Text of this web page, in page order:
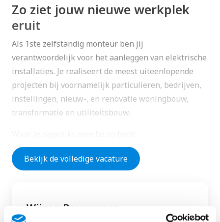
Zo ziet jouw nieuwe werkplek
eruit
Als 1ste zelfstandig monteur ben jij
verantwoordelijk voor het aanleggen van elektrische
installaties. Je realiseert de meest uiteenlopende
projecten bij voornamelijk particulieren, bedrijven,
instellingen, nieuw-, en renovatie woningbouw,
transformatie en utiliteitsbouw.
Je monteert zelfstandig elektrotechnische
installaties aan de hand van tekeningen.
Je test de installaties om te kijken of alles goed
Bekijk de volledige vacature
Wijnen Bouwgroep